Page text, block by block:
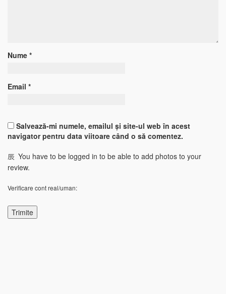
Nume *
Email *
Salvează-mi numele, emailul și site-ul web în acest
navigator pentru data viitoare când o să comentez.
You have to be logged in to be able to add photos to your
review.
Verificare cont real/uman: